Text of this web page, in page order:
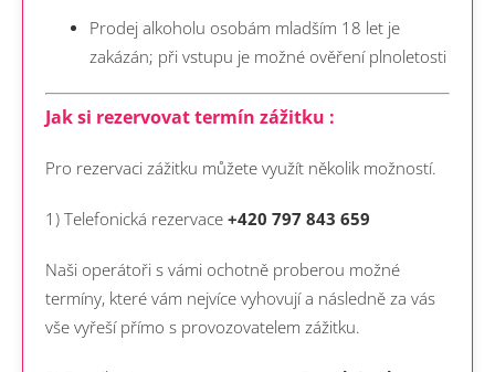
Prodej alkoholu osobám mladším 18 let je
zakázán; při vstupu je možné ověření plnoletosti
Jak si rezervovat termín zážitku :
Pro rezervaci zážitku můžete využít několik možností.
1) Telefonická rezervace +420 797 843 659
Naši operátoři s vámi ochotně proberou možné
termíny, které vám nejvíce vyhovují a následně za vás
vše vyřeší přímo s provozovatelem zážitku.